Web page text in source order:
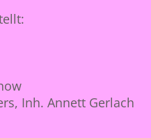
Inh. Annett Gerlach